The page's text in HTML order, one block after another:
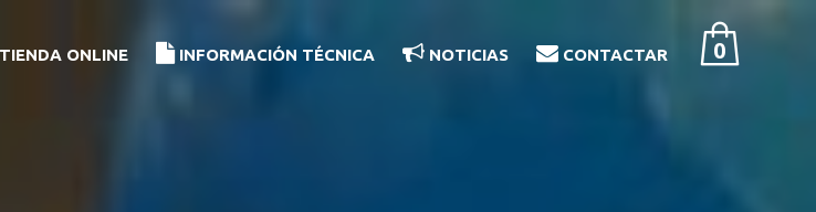
TIENDA ONLINE INFORMACIÓN TÉCNICA NOTICIAS CONTACTAR 0